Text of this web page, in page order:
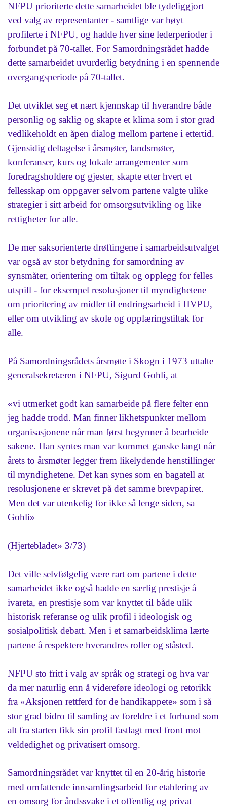
NFPU prioriterte dette samarbeidet ble tydeliggjort
ved valg av representanter - samtlige var høyt
profilerte i NFPU, og hadde hver sine lederperioder i
forbundet på 70-tallet. For Samordningsrådet hadde
dette samarbeidet uvurderlig betydning i en spennende
overgangsperiode på 70-tallet.
Det utviklet seg et nært kjennskap til hverandre både
personlig og saklig og skapte et klima som i stor grad
vedlikeholdt en åpen dialog mellom partene i ettertid.
Gjensidig deltagelse i årsmøter, landsmøter,
konferanser, kurs og lokale arrangementer som
foredragsholdere og gjester, skapte etter hvert et
fellesskap om oppgaver selvom partene valgte ulike
strategier i sitt arbeid for omsorgsutvikling og like
rettigheter for alle.
De mer saksorienterte drøftingene i samarbeidsutvalget
var også av stor betydning for samordning av
synsmåter, orientering om tiltak og opplegg for felles
utspill - for eksempel resolusjoner til myndighetene
om prioritering av midler til endringsarbeid i HVPU,
eller om utvikling av skole og opplæringstiltak for
alle.
På Samordningsrådets årsmøte i Skogn i 1973 uttalte
generalsekretæren i NFPU, Sigurd Gohli, at
«vi utmerket godt kan samarbeide på flere felter enn
jeg hadde trodd. Man finner likhetspunkter mellom
organisasjonene når man først begynner å bearbeide
sakene. Han syntes man var kommet ganske langt når
årets to årsmøter legger frem likelydende henstillinger
til myndighetene. Det kan synes som en bagatell at
resolusjonene er skrevet på det samme brevpapiret.
Men det var utenkelig for ikke så lenge siden, sa
Gohli»
(Hjertebladet» 3/73)
Det ville selvfølgelig være rart om partene i dette
samarbeidet ikke også hadde en særlig prestisje å
ivareta, en prestisje som var knyttet til både ulik
historisk referanse og ulik profil i ideologisk og
sosialpolitisk debatt. Men i et samarbeidsklima lærte
partene å respektere hverandres roller og ståsted.
NFPU sto fritt i valg av språk og strategi og hva var
da mer naturlig enn å videreføre ideologi og retorikk
fra «Aksjonen rettferd for de handikappete» som i så
stor grad bidro til samling av foreldre i et forbund som
alt fra starten fikk sin profil fastlagt med front mot
veldedighet og privatisert omsorg.
Samordningsrådet var knyttet til en 20-årig historie
med omfattende innsamlingsarbeid for etablering av
en omsorg for åndssvake i et offentlig og privat